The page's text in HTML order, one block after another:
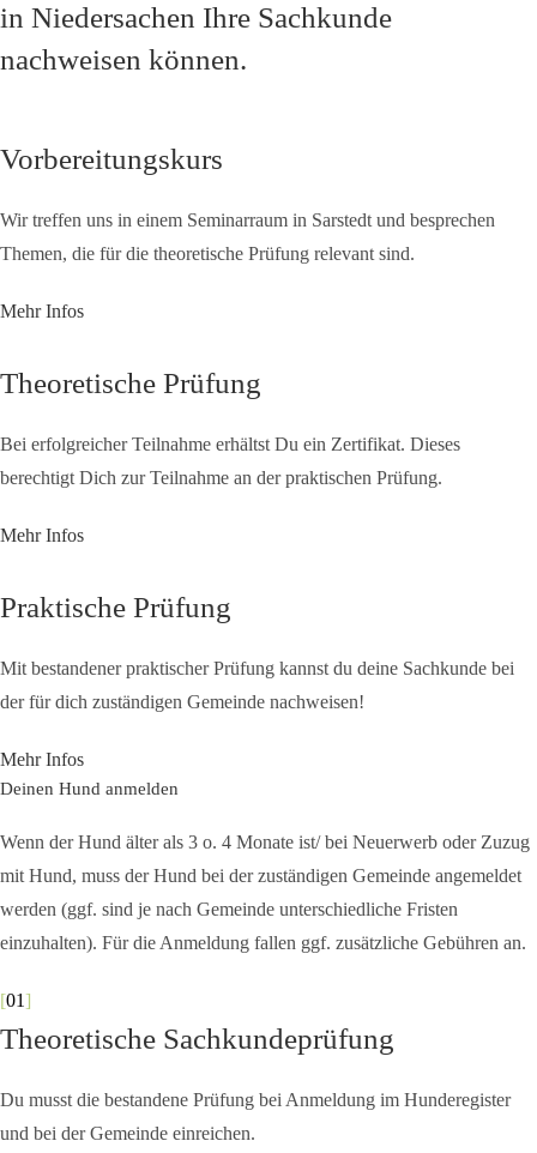
in Niedersachen Ihre Sachkunde
nachweisen können.
Vorbereitungskurs
Wir treffen uns in einem Seminarraum in Sarstedt und besprechen
Themen, die für die theoretische Prüfung relevant sind.
Mehr Infos
Theoretische Prüfung
Bei erfolgreicher Teilnahme erhältst Du ein Zertifikat. Dieses
berechtigt Dich zur Teilnahme an der praktischen Prüfung.
Mehr Infos
Praktische Prüfung
Mit bestandener praktischer Prüfung kannst du deine Sachkunde bei
der für dich zuständigen Gemeinde nachweisen!
Mehr Infos
Deinen Hund anmelden
Wenn der Hund älter als 3 o. 4 Monate ist/ bei Neuerwerb oder Zuzug
mit Hund, muss der Hund bei der zuständigen Gemeinde angemeldet
werden (ggf. sind je nach Gemeinde unterschiedliche Fristen
einzuhalten). Für die Anmeldung fallen ggf. zusätzliche Gebühren an.
[01]
Theoretische Sachkundeprüfung
Du musst die bestandene Prüfung bei Anmeldung im Hunderegister
und bei der Gemeinde einreichen.